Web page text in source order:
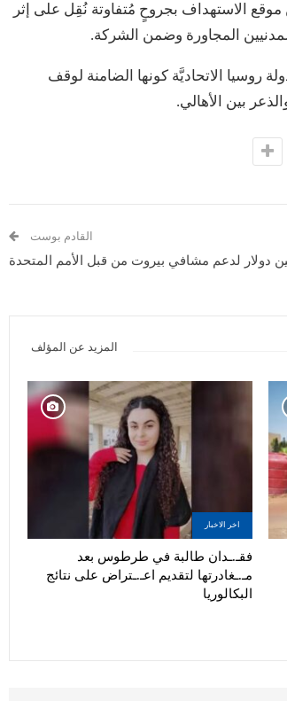
الاستهداف بجروحٍ مُتفاوتة نُقِل على إثر
المجاورة وضمن الشركة.
روسيا الاتحاديَّة كونها الضامنة لوقف
بين الأهالي.
القادم بوست
دولار لدعم مشافي بيروت من قبل الأمم المتحدة
المزيد عن المؤلف
اخر الاخبار
فقـ.ـدان طالبة في طرطوس بعد
مـ.ـغادرتها لتقديم اعـ.ـتراض على نتائج
البكالوريا